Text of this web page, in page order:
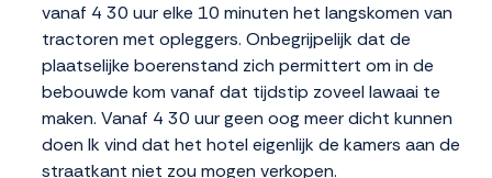
vanaf 4 30 uur elke 10 minuten het langskomen van
tractoren met opleggers. Onbegrijpelijk dat de
plaatselijke boerenstand zich permittert om in de
bebouwde kom vanaf dat tijdstip zoveel lawaai te
maken. Vanaf 4 30 uur geen oog meer dicht kunnen
doen Ik vind dat het hotel eigenlijk de kamers aan de
straatkant niet zou mogen verkopen.